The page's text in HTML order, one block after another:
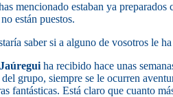
mencionado estaban ya
están puestos.
saber si a alguno de vosotros le
ha recibido hace unas
grupo, siempre se le ocurren
Está claro que cuanto